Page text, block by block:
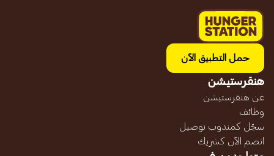
حمل التطبيق الآن
هنقرستيشن
عن هنقرستيشن
وظائف
سجّل كمندوب توصيل
انضم الآن كشريك